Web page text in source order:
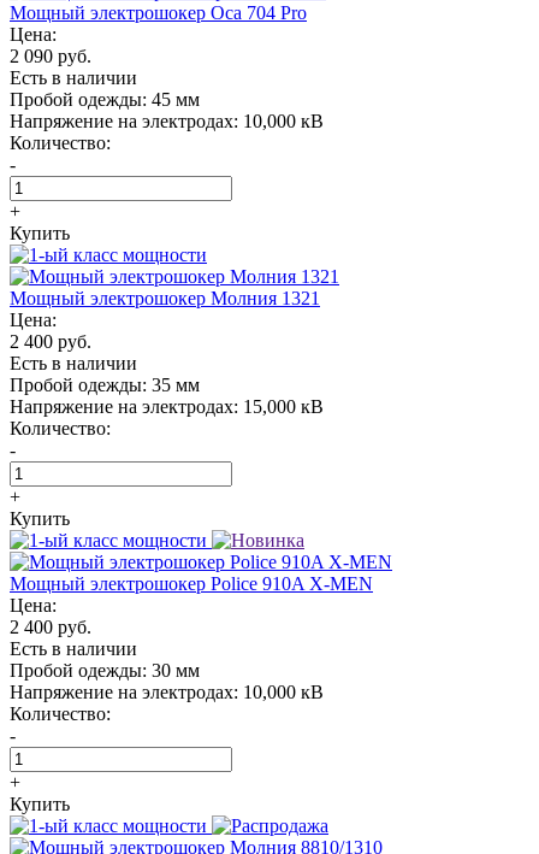
Мощный электрошокер Oса 704 Pro
Цена:
2 090 руб.
Есть в наличии
Пробой одежды: 45 мм
Напряжение на электродах: 10,000 кВ
Количество:
-
+
Купить
Мощный электрошокер Молния 1321
Цена:
2 400 руб.
Есть в наличии
Пробой одежды: 35 мм
Напряжение на электродах: 15,000 кВ
Количество:
-
+
Купить
Мощный электрошокер Police 910A X-MEN
Цена:
2 400 руб.
Есть в наличии
Пробой одежды: 30 мм
Напряжение на электродах: 10,000 кВ
Количество:
-
+
Купить